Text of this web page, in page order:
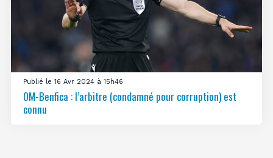
Publié le 16 Avr 2024 à 15h46
OM-Benfica : l’arbitre (condamné pour corruption) est
connu